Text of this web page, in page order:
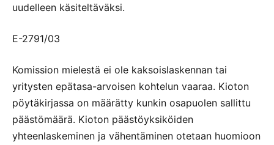
uudelleen käsiteltäväksi.
E-2791/03
Komission mielestä ei ole kaksoislaskennan tai
yritysten epätasa-arvoisen kohtelun vaaraa. Kioton
pöytäkirjassa on määrätty kunkin osapuolen sallittu
päästömäärä. Kioton päästöyksiköiden
yhteenlaskeminen ja vähentäminen otetaan huomioon